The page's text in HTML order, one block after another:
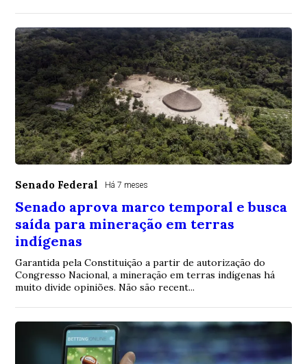
Senado Federal Há 7 meses
Senado aprova marco temporal e busca
saída para mineração em terras
indígenas
Garantida pela Constituição a partir de autorização do
Congresso Nacional, a mineração em terras indígenas há
muito divide opiniões. Não são recent...